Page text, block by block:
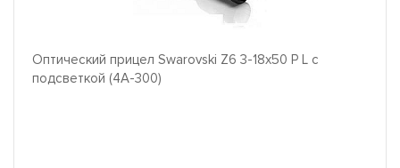
Оптический прицел Swarovski Z6 3-18x50 P L с
подсветкой (4A-300)